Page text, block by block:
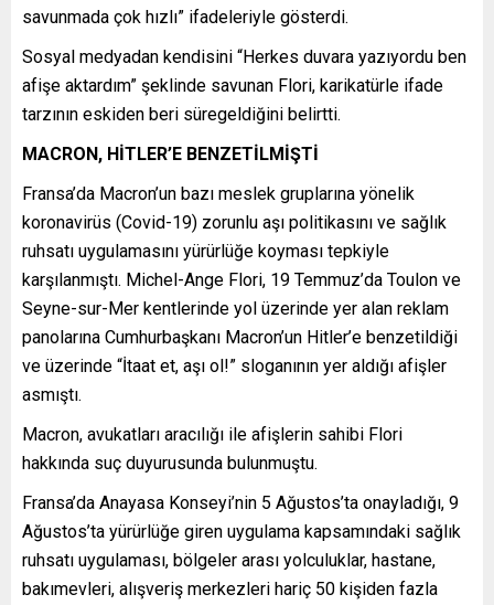
savunmada çok hızlı” ifadeleriyle gösterdi.
Sosyal medyadan kendisini “Herkes duvara yazıyordu ben
afişe aktardım” şeklinde savunan Flori, karikatürle ifade
tarzının eskiden beri süregeldiğini belirtti.
MACRON, HİTLER’E BENZETİLMİŞTİ
Fransa’da Macron’un bazı meslek gruplarına yönelik
koronavirüs (Covid-19) zorunlu aşı politikasını ve sağlık
ruhsatı uygulamasını yürürlüğe koyması tepkiyle
karşılanmıştı. Michel-Ange Flori, 19 Temmuz’da Toulon ve
Seyne-sur-Mer kentlerinde yol üzerinde yer alan reklam
panolarına Cumhurbaşkanı Macron’un Hitler’e benzetildiği
ve üzerinde “İtaat et, aşı ol!” sloganının yer aldığı afişler
asmıştı.
Macron, avukatları aracılığı ile afişlerin sahibi Flori
hakkında suç duyurusunda bulunmuştu.
Fransa’da Anayasa Konseyi’nin 5 Ağustos’ta onayladığı, 9
Ağustos’ta yürürlüğe giren uygulama kapsamındaki sağlık
ruhsatı uygulaması, bölgeler arası yolculuklar, hastane,
bakımevleri, alışveriş merkezleri hariç 50 kişiden fazla